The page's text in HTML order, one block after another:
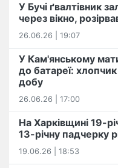
У Бучі ґвалтівник
через вікно,
26.06.26 | 19:07
У Кам'янському
до батареї:
добу
26.06.26 | 17:00
На Харківщині 19-
13-річну падчерку
19.06.26 | 18:53